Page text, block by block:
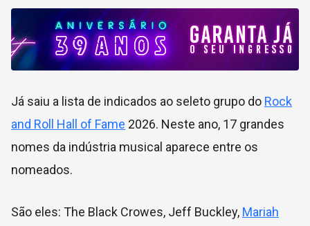
Já saiu a lista de indicados ao seleto grupo do Rock
and Roll Hall of Fame 2026. Neste ano, 17 grandes
nomes da indústria musical aparece entre os
nomeados.
São eles: The Black Crowes, Jeff Buckley, Mariah